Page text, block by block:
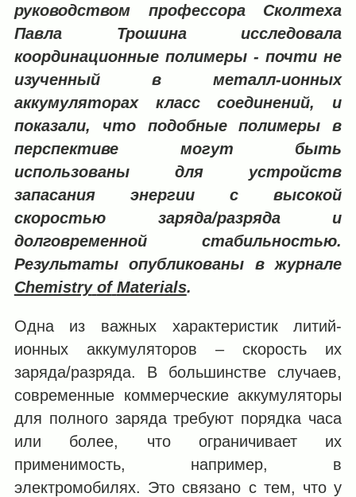
руководством профессора Сколтеха
Павла Трошина исследовала
координационные полимеры - почти не
изученный в металл-ионных
аккумуляторах класс соединений, и
показали, что подобные полимеры в
перспективе могут быть
использованы для устройств
запасания энергии с высокой
скоростью заряда/разряда и
долговременной стабильностью.
Результаты опубликованы в журнале
Chemistry of Materials.
Одна из важных характеристик литий-
ионных аккумуляторов – скорость их
заряда/разряда. В большинстве случаев,
современные коммерческие аккумуляторы
для полного заряда требуют порядка часа
или более, что ограничивает их
применимость, например, в
электромобилях. Это связано с тем, что у